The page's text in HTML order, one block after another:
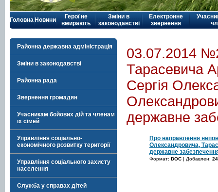
Головна Новини
Герої не
вмирають
Зміни в
законодавстві
Електронне
звернення
Районна державна адміністрація
Зміни в законодавстві
Районна рада
Звернення громадян
Учасникам бойових дій та членам
їх сімей
Управління соціально-
економічного розвитку території
Управління соціального захисту
населення
Служба у справах дітей
03.07.2014
Тарасевича
Сергія
державне
Про направлення
Олександровича,
державне
Формат: DOC | Добавлен: